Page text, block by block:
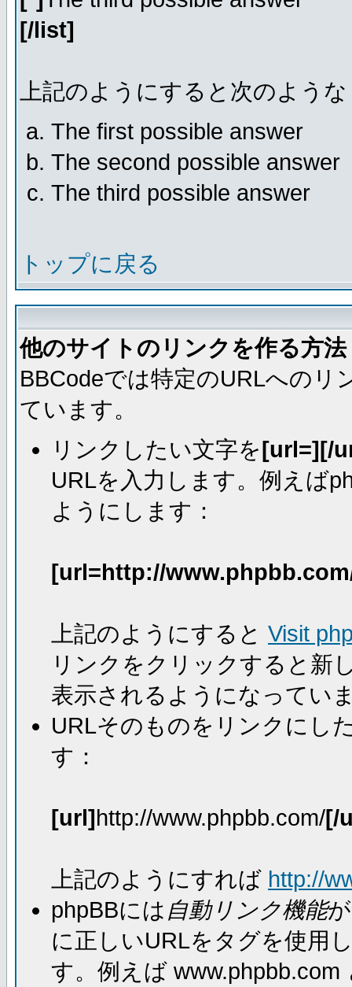
[/list]
上記のようにすると次のよう
The first possible answer
The second possible answer
The third possible answer
トップに戻る
他のサイトのリンクを作る方法
BBCodeでは特定のURLへのリ
ています。
リンクしたい文字を[url=][/
URLを入力します。例えば
ようにします：
[url=http://
上記のようにすると Visit
リンクをクリックすると新
表示されるようになってい
URLそのものをリンクにし
す：
[url]http://www.phpbb.com/[/
上記のようにすれば http://
phpBBには 自動リンク機能
に正しいURLをタグを使用
す。例えば